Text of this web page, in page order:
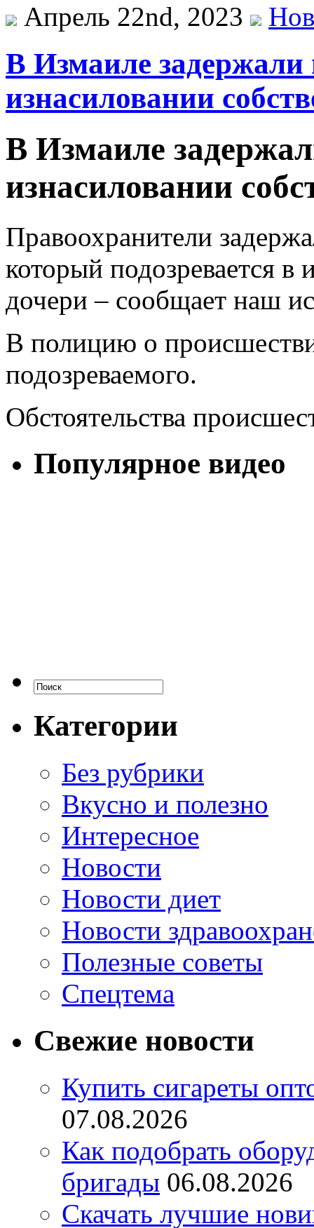
Апрель 22nd, 2023
В Измаиле задержали
изнасиловании
В Измаиле
изнасиловании
Правоохранители
который подозревается в
дочери – сообщает наш
В полицию о
подозреваемого.
Обстоятельства
Популярное видео
Категории
Без рубрики
Вкусно и полезно
Интересное
Новости
Новости диет
Новости
Полезные советы
Спецтема
Свежие новости
Купить сигареты
07.08.2026
Как подобрать
бригады 06.08.2026
Скачать лучшие